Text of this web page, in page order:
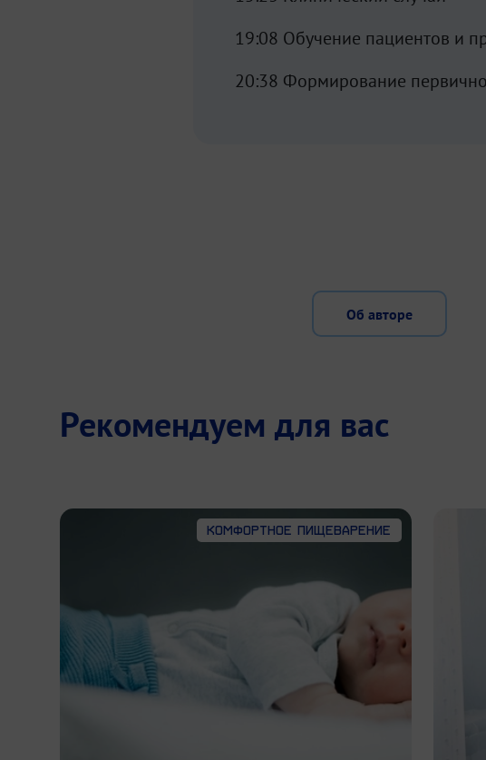
19:08 Обучение пациентов и
20:38 Формирование
Об авторе
Рекомендуем для вас
Комфортное пищеварение